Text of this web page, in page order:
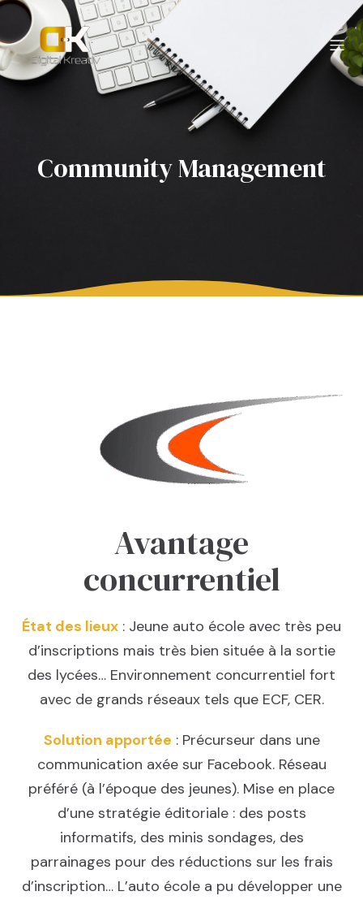
Community Management
Avantage
concurrentiel
État des lieux : Jeune auto école avec très peu
d’inscriptions mais très bien située à la sortie
des lycées… Environnement concurrentiel fort
avec de grands réseaux tels que ECF, CER.
Solution apportée : Précurseur dans une
communication axée sur Facebook. Réseau
préféré (à l’époque des jeunes). Mise en place
d’une stratégie éditoriale : des posts
informatifs, des minis sondages, des
parrainages pour des réductions sur les frais
d’inscription… L’auto école a pu développer une